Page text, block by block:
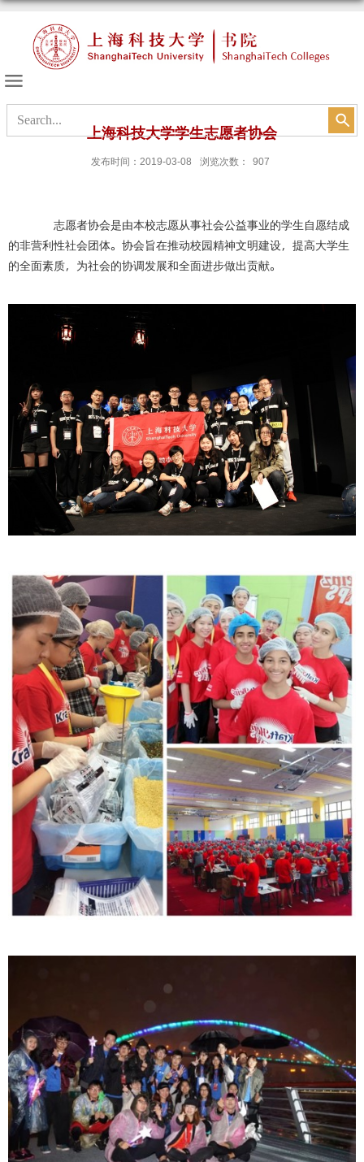
上海科技大学学生志愿者协会
发布时间：2019-03-08 浏览次数： 907
志愿者协会是由本校志愿从事社会公益事业的学生自愿结成
的非营利性社会团体。协会旨在推动校园精神文明建设，提高大学生
的全面素质，为社会的协调发展和全面进步做出贡献。